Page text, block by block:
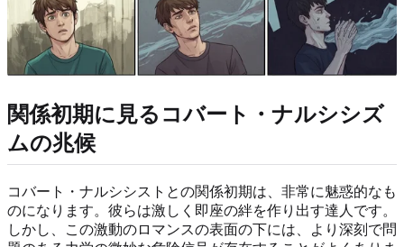
関係初期に見るコバート・ナルシシズ
ムの兆候
コバート・ナルシシストとの関係初期は、非常に魅惑的なも
のになります。彼らは激しく即座の絆を作り出す達人です。
しかし、この激動のロマンスの表面の下には、より深刻で問